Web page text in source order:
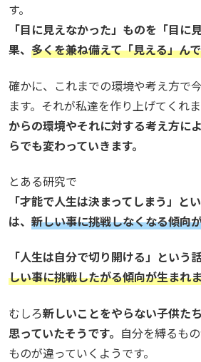
す。
「目に見えなかった」ものを「目に
果、 多くを兼ね備えて「見える」ん
確かに、これまでの環境や考え方で
ます。それが私達を作り上げてくれ
からの環境やそれに対する考え方に
らでも変わっていきます。
とある研究で
「才能で人生は決まってしまう」と
は、 新しい事に挑戦しなくなる傾向
「人生は自分で切り開ける」という
しい事に挑戦したがる傾向が生まれ
むしろ新しいことをやらない子供た
思っていたそうです。 自分を縛るも
ものが違っていくようです。